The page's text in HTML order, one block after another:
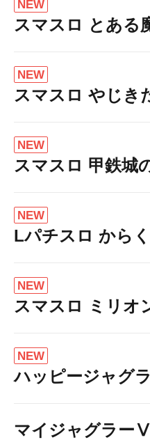
NEW
スマスロ とある
NEW
スマスロ やじき
NEW
スマスロ 甲鉄城
NEW
Lパチスロ から
NEW
スマスロ ミリオ
NEW
ハッピージャグ
マイジャグラーⅤ